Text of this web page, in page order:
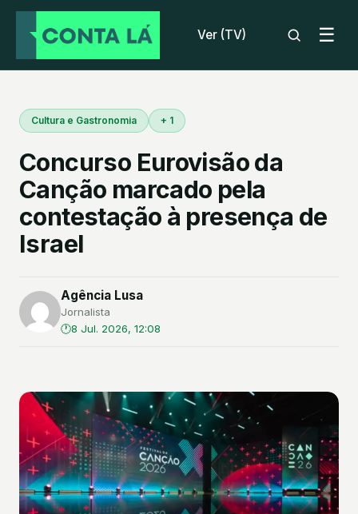
Ver (TV) ☰
Cultura e Gastronomia + 1
Concurso Eurovisão da
Canção marcado pela
contestação à presença de
Israel
Agência Lusa
Jornalista
8 Jul. 2026, 12:08